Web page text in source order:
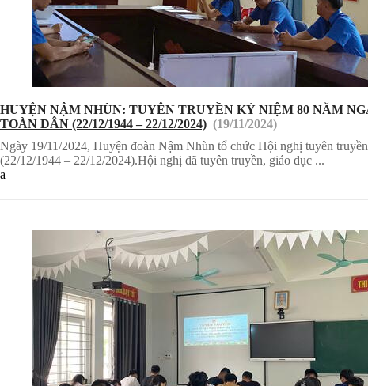
HUYỆN NẬM NHÙN: TUYÊN TRUYỀN KỶ NIỆM 80 NĂM
TOÀN DÂN (22/12/1944 – 22/12/2024) (19/11/2024)
Ngày 19/11/2024, Huyện đoàn Nậm Nhùn tổ chức Hội nghị tuyên
(22/12/1944 – 22/12/2024).Hội nghị đã tuyên truyền, giáo dục ...
a